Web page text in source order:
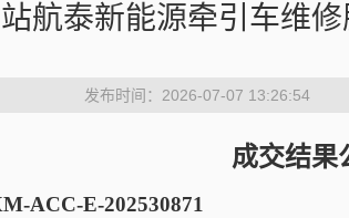
航泰新能源牵引车维
发布时间：2026-07-07 13:26:54
成交结果
ACC-E-202530871